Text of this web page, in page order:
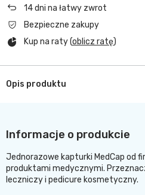
14dni na łatwy zwrot
Bezpieczne zakupy
Kup na raty (oblicz ratę)
Opis produktu
Informacje o produkcie
Jednorazowe kapturki MedCap od
produktami medycznymi.
leczniczy i pedicure kosmetyczny.